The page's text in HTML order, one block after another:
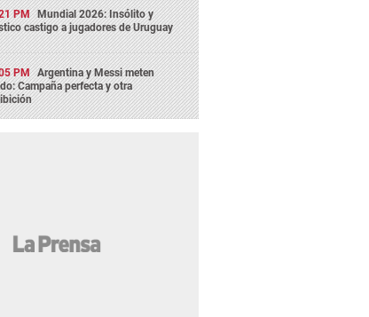
PM Mundial 2026: Insólito y
castigo a jugadores de Uruguay
PM Argentina y Messi meten
Campaña perfecta y otra